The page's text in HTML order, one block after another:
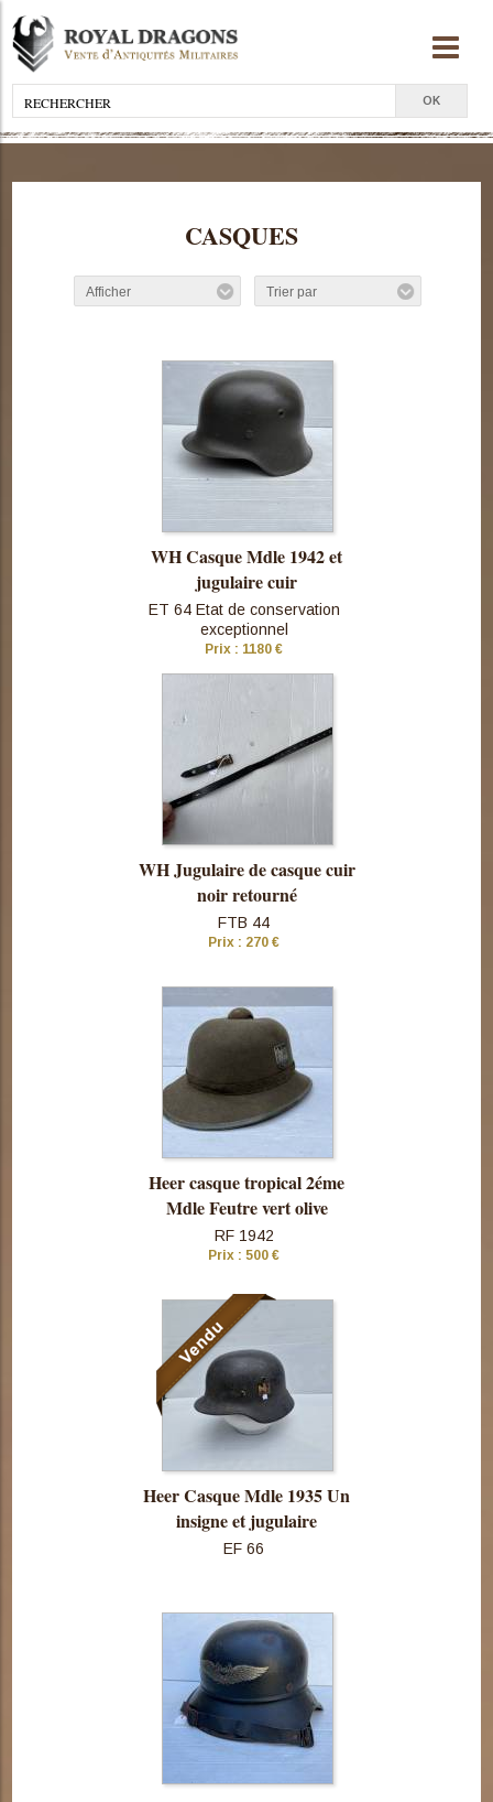
CASQUES
Afficher Trier par
Consulter
cette pièce
WH Casque Mdle 1942 et
jugulaire cuir
ET 64 Etat de conservation
exceptionnel
Prix : 1180 €
cette pièce
WH Jugulaire de casque cuir
noir retourné
FTB 44
Prix : 270 €
cette pièce
Heer casque tropical 2éme
Mdle Feutre vert olive
RF 1942
Prix : 500 €
cette pièce
Heer Casque Mdle 1935 Un
insigne et jugulaire
EF 66